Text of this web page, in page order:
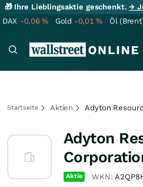
🎁 Ihre Lieblingsaktie geschenkt.→
DAX -0,06% Gold -0,01% Öl
Startseite Aktien Adyton
Adyton
Aktie WKN: